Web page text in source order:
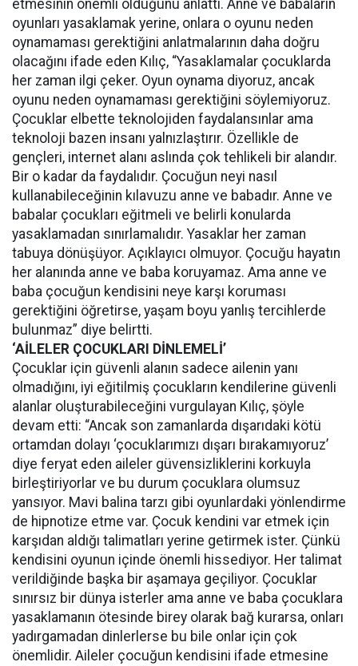
etmesinin önemli olduğunu anlattı. Anne ve babaların
oyunları yasaklamak yerine, onlara o oyunu neden
oynamaması gerektiğini anlatmalarının daha doğru
olacağını ifade eden Kılıç, “Yasaklamalar çocuklarda
her zaman ilgi çeker. Oyun oynama diyoruz, ancak
oyunu neden oynamaması gerektiğini söylemiyoruz.
Çocuklar elbette teknolojiden faydalansınlar ama
teknoloji bazen insanı yalnızlaştırır. Özellikle de
gençleri, internet alanı aslında çok tehlikeli bir alandır.
Bir o kadar da faydalıdır. Çocuğun neyi nasıl
kullanabileceğinin kılavuzu anne ve babadır. Anne ve
babalar çocukları eğitmeli ve belirli konularda
yasaklamadan sınırlamalıdır. Yasaklar her zaman
tabuya dönüşüyor. Açıklayıcı olmuyor. Çocuğu hayatın
her alanında anne ve baba koruyamaz. Ama anne ve
baba çocuğun kendisini neye karşı koruması
gerektiğini öğretirse, yaşam boyu yanlış tercihlerde
bulunmaz” diye belirtti.
‘AİLELER ÇOCUKLARI DİNLEMELİ’
Çocuklar için güvenli alanın sadece ailenin yanı
olmadığını, iyi eğitilmiş çocukların kendilerine güvenli
alanlar oluşturabileceğini vurgulayan Kılıç, şöyle
devam etti: “Ancak son zamanlarda dışarıdaki kötü
ortamdan dolayı ‘çocuklarımızı dışarı bırakamıyoruz’
diye feryat eden aileler güvensizliklerini korkuyla
birleştiriyorlar ve bu durum çocuklara olumsuz
yansıyor. Mavi balina tarzı gibi oyunlardaki yönlendirme
de hipnotize etme var. Çocuk kendini var etmek için
karşıdan aldığı talimatları yerine getirmek ister. Çünkü
kendisini oyunun içinde önemli hissediyor. Her talimat
verildiğinde başka bir aşamaya geçiliyor. Çocuklar
sınırsız bir dünya isterler ama anne ve baba çocuklara
yasaklamanın ötesinde birey olarak bağ kurarsa, onları
yadırgamadan dinlerlerse bu bile onlar için çok
önemlidir. Aileler çocuğun kendisini ifade etmesine